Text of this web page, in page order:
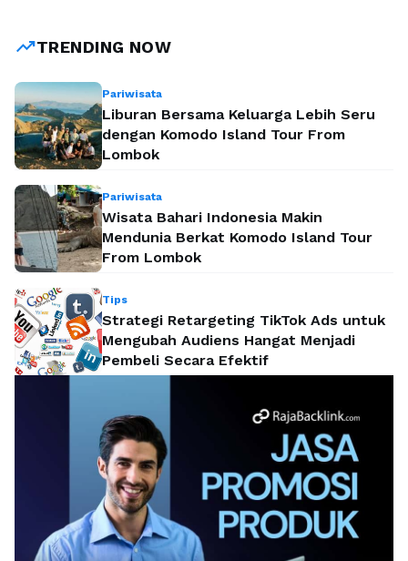
… Baca Selengkapnya
trending_upTRENDING NOW
Pariwisata
Liburan Bersama Keluarga Lebih Seru
dengan Komodo Island Tour From
Lombok
Pariwisata
Wisata Bahari Indonesia Makin
Mendunia Berkat Komodo Island Tour
From Lombok
Tips
Strategi Retargeting TikTok Ads untuk
Mengubah Audiens Hangat Menjadi
Pembeli Secara Efektif